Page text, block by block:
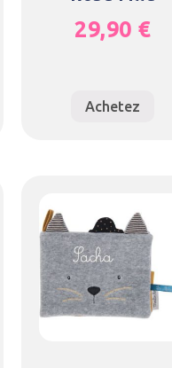
29,90 €
Achetez